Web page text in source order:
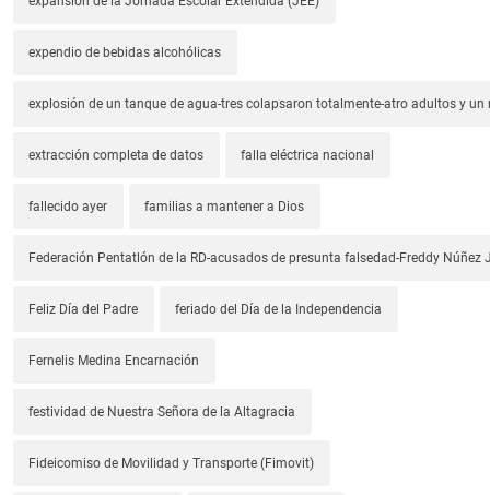
expendio de bebidas alcohólicas
explosión de un tanque de agua-tres colapsaron totalmente-atro adultos y un
extracción completa de datos falla eléctrica nacional
fallecido ayer familias a mantener a Dios
Federación Pentatlón de la RD-acusados de presunta falsedad-Freddy Núñez
Feliz Día del Padre feriado del Día de la Independencia
Fernelis Medina Encarnación
festividad de Nuestra Señora de la Altagracia
Fideicomiso de Movilidad y Transporte (Fimovit)